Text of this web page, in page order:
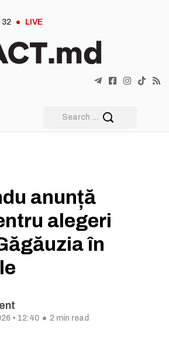
32 LIVE
anunță
alegeri
în
• 12:40 2 min read